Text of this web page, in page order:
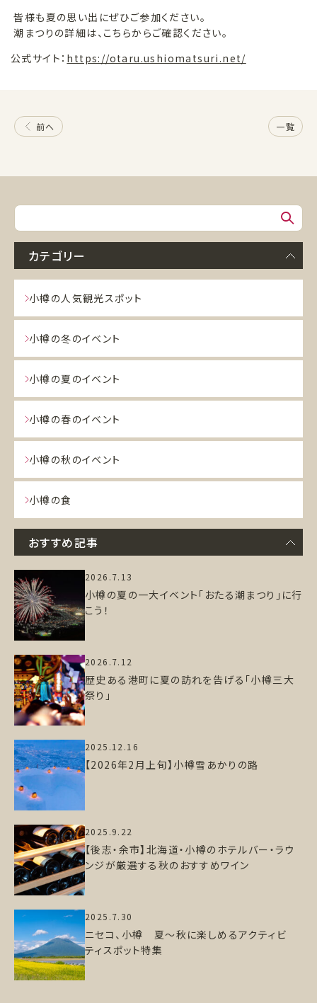
皆様も夏の思い出にぜひご参加ください。
潮まつりの詳細は、こちらからご確認ください。
公式サイト： https://otaru.ushiomatsuri.net/
前へ 一覧
カテゴリー
小樽の人気観光スポット
小樽の冬のイベント
小樽の夏のイベント
小樽の春のイベント
小樽の秋のイベント
小樽の食
おすすめ記事
2026.7.13
小樽の夏の一大イベント「おたる潮まつり」に行
こう！
2026.7.12
歴史ある港町に夏の訪れを告げる「小樽三大
祭り」
2025.12.16
【2026年2月上旬】小樽雪あかりの路
2025.9.22
【後志・余市】北海道・小樽のホテルバー・ラウ
ンジが厳選する秋のおすすめワイン
2025.7.30
ニセコ、小樽 夏～秋に楽しめるアクティビ
ティスポット特集